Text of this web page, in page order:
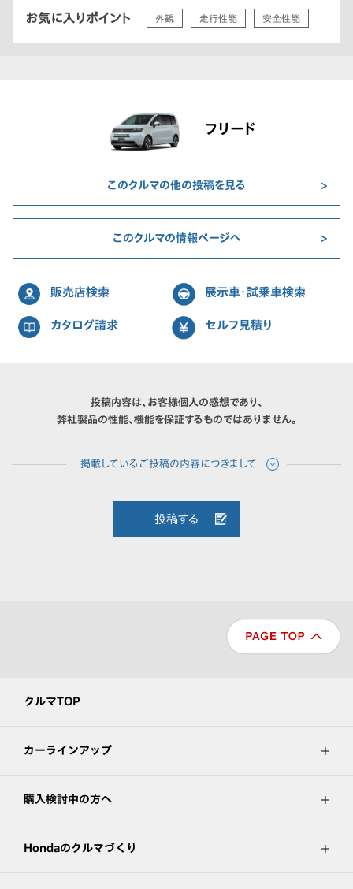
お気に入りポイント 外観 走行性能 安全性能
フリード
このクルマの他の投稿を見る
このクルマの情報ページへ
販売店検索 展示車・試乗車検索
カタログ請求 セルフ見積り
投稿内容は、お客様個人の感想であり、
弊社製品の性能、機能を保証するものではありません。
投稿する
クルマTOP
カーラインアップ
購入検討中の方へ
Hondaのクルマづくり